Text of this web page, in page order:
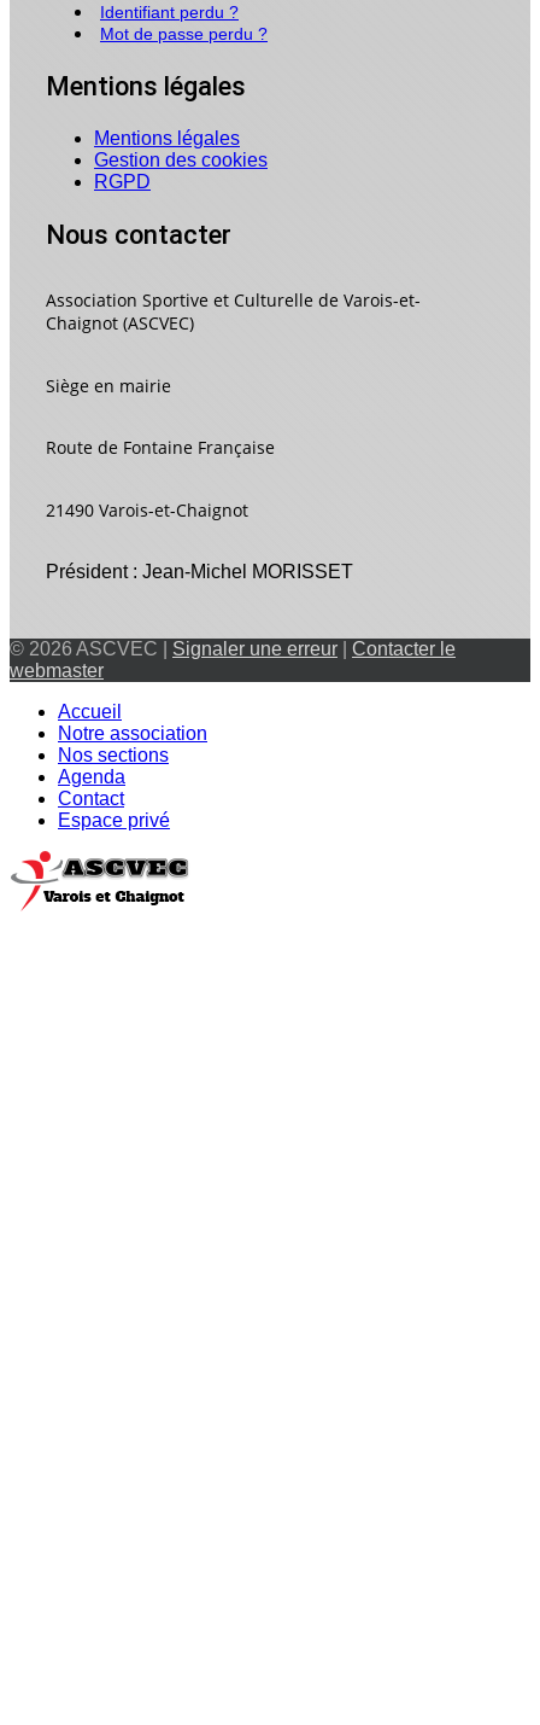
Identifiant perdu ?
Mot de passe perdu ?
Mentions légales
Mentions légales
Gestion des cookies
RGPD
Nous contacter
Association Sportive et Culturelle de Varois-et-
Chaignot (ASCVEC)
Siège en mairie
Route de Fontaine Française
21490 Varois-et-Chaignot
Président : Jean-Michel MORISSET
© 2026 ASCVEC | Signaler une erreur
Contacter le
webmaster
Accueil
Notre association
Nos sections
Agenda
Contact
Espace privé